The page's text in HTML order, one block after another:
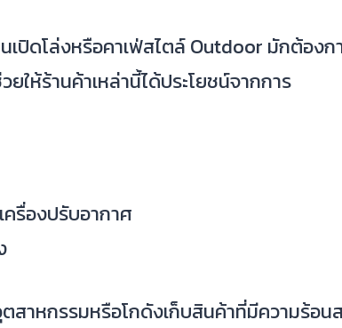
เปิดโล่งหรือคาเฟ่สไตล์ Outdoor มักต้อง
ให้ร้านค้าเหล่านี้ได้ประโยชน์จากการ
รื่องปรับอากาศ
ตสาหกรรมหรือโกดังเก็บสินค้าที่มีความร้อน